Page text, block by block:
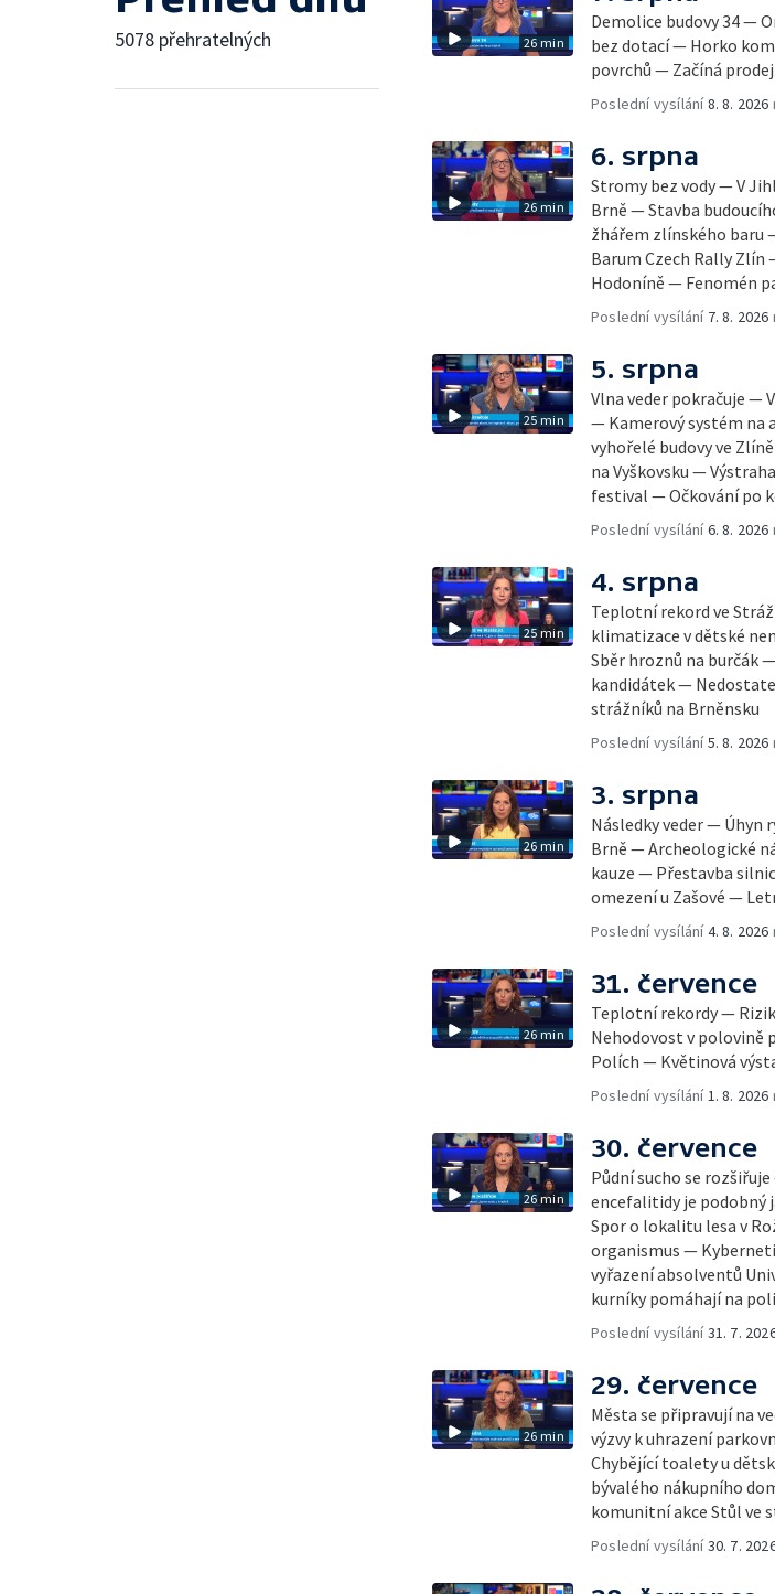
5078 přehratelných 26 min
Demolice budovy 34 —
bez dotací — Horko
povrchů — Začíná
Poslední vysílání8. 8. 2026
26 min
6. srpna
Stromy bez vody — V
Brně — Stavba
žhářem zlínského baru
Barum Czech Rally
Hodoníně — Fenomén
Poslední vysílání 7. 8. 2026
25 min
5. srpna
Vlna veder pokračuje —
— Kamerový systém na
vyhořelé budovy ve
na Vyškovsku —
festival — Očkování po
Poslední vysílání6. 8. 2026
25 min
4. srpna
Teplotní rekord ve
klimatizace v dětské
Sběr hroznů na burčák
kandidátek —
strážníků na Brněnsku
Poslední vysílání5. 8. 2026
26 min
3. srpna
Následky veder — Úhyn
Brně — Archeologické
kauze — Přestavba
omezení u Zašové —
Poslední vysílání4. 8. 2026
26 min
31. července
Teplotní rekordy —
Nehodovost v polovině
Polích — Květinová
Poslední vysílání1. 8. 2026
26 min
30. července
Půdní sucho se
encefalitidy je podobný
Spor o lokalitu lesa v
organismus —
vyřazení absolventů
kurníky pomáhají na poli
Poslední vysílání31. 7.
26 min
29. července
Města se připravují na
výzvy k uhrazení
Chybějící toalety u
bývalého nákupního
komunitní akce Stůl ve
Poslední vysílání30. 7.